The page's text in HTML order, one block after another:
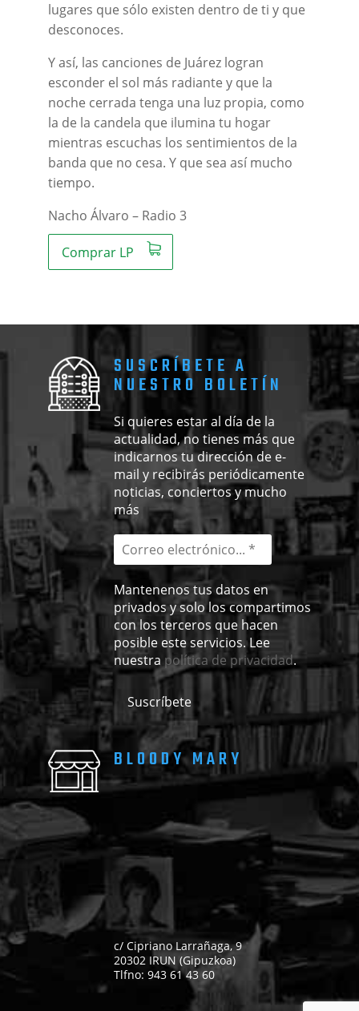
lugares que sólo existen dentro de ti y que
desconoces.
Y así, las canciones de Juárez logran
esconder el sol más radiante y que la
noche cerrada tenga una luz propia, como
la de la candela que ilumina tu hogar
mientras escuchas los sentimientos de la
banda que no cesa. Y que sea así mucho
tiempo.
Nacho Álvaro – Radio 3
Comprar LP
SUSCRÍBETE A
NUESTRO BOLETÍN
Si quieres estar al día de la
actualidad, no tienes más que
indicarnos tu dirección de e-
mail y recibirás periódicamente
noticias, conciertos y mucho
más
Mantenenos tus datos en
privados y solo los compartimos
con los terceros que hacen
posible este servicios. Lee
nuestra política de privacidad.
BLOODY MARY
c/ Cipriano Larrañaga, 9
20302 IRUN (Gipuzkoa)
Tlfno: 943 61 43 60